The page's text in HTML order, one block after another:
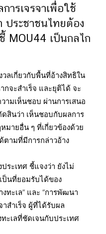
รเจรจาเพื่อใช้
ระชาชนไทยต้อง
MOU44 เป็นกลไก
วลเกี่ยวกับพื้นที่อ้างสิทธิใน
จะสำเร็จ และยุติได้ จะ
ามเห็นชอบ ผ่านการเสนอ
สินว่า เห็นชอบกับผลการ
มายอื่น ๆ ที่เกี่ยวข้องด้วย
ตามที่มีการกล่าวอ้าง
ระเทศ ชี้แจงว่า ยังไม่
ป็นที่ยอมรับได้ของ
ทะเล” และ “การพัฒนา
สำเร็จ ผู้ที่ได้รับผล
ะเลที่ชัดเจนกับประเทศ